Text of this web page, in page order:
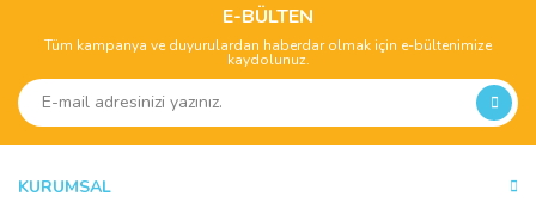
E-BÜLTEN
Tüm kampanya ve duyurulardan haberdar olmak için e-bültenimize
kaydolunuz.
KURUMSAL